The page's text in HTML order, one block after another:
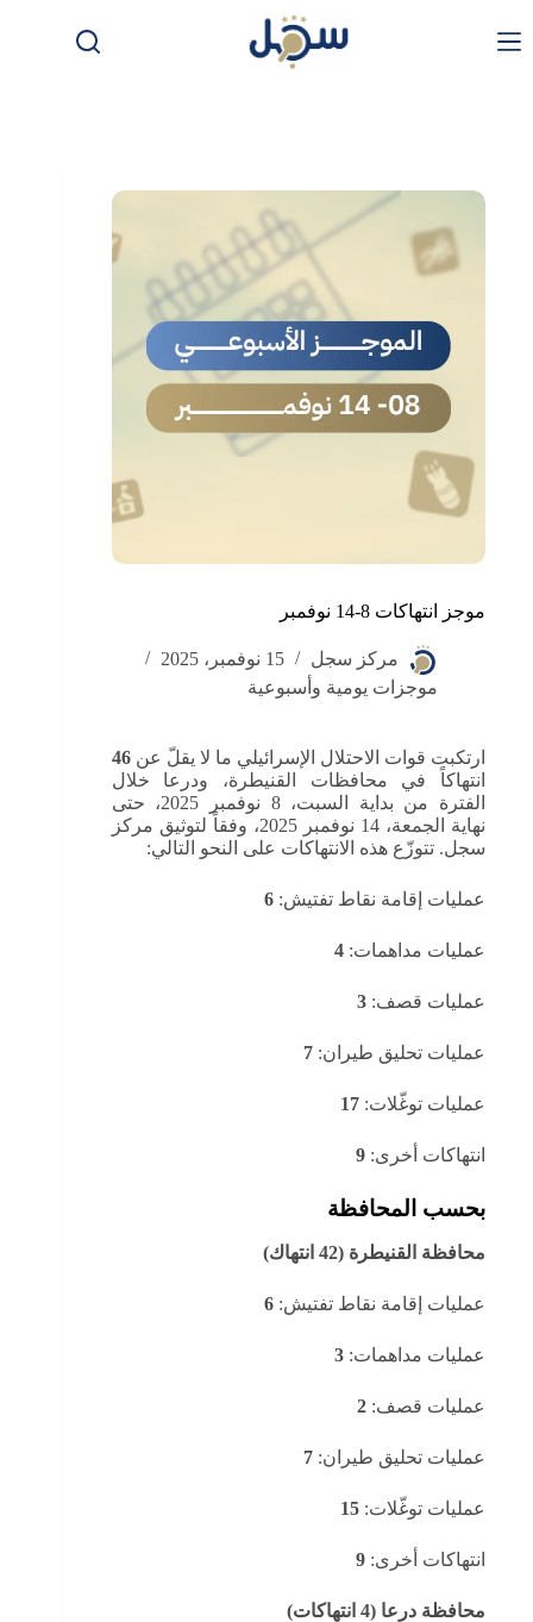
إلى
المحتوى
موجز انتهاكات 8-14 نوفمبر
مركز سجل
15 نوفمبر، 2025
موجزات يومية وأسبوعية
ارتكبت قوات الاحتلال الإسرائيلي ما لا يقلّ عن46
انتهاكاً في محافظات القنيطرة، ودرعا خلال
الفترة من بداية السبت، 8 نوفمبر 2025، حتى
نهاية الجمعة، 14 نوفمبر 2025، وفقاً لتوثيق مركز
سجل. تتوزّع هذه الانتهاكات على النحو التالي:
عمليات إقامة نقاط تفتيش: 6
عمليات مداهمات: 4
عمليات قصف: 3
عمليات تحليق طيران: 7
عمليات توغّلات: 17
انتهاكات أخرى: 9
بحسب المحافظة
محافظة القنيطرة (42 انتهاك)
عمليات إقامة نقاط تفتيش: 6
عمليات مداهمات: 3
عمليات قصف: 2
عمليات تحليق طيران: 7
عمليات توغّلات: 15
انتهاكات أخرى: 9
محافظة درعا (4 انتهاكات)